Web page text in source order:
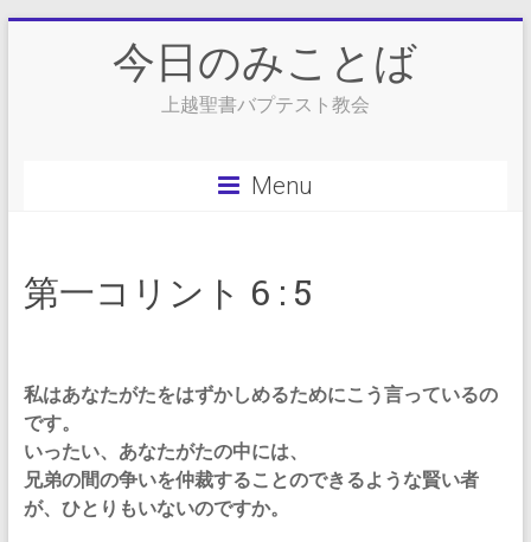
今日のみことば
上越聖書バプテスト教会
Menu
第一コリント 6 : 5
私はあなたがたをはずかしめるためにこう言っているの
です。
いったい、あなたがたの中には、
兄弟の間の争いを仲裁することのできるような賢い者
が、ひとりもいないのですか。